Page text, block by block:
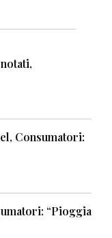
Consumatori:
“Pioggia